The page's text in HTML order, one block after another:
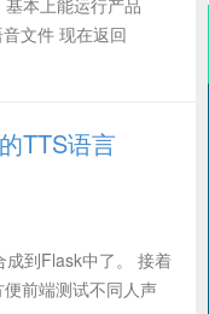
本上能运行产品
文件 现在返回
TTS语言
到Flask中了。 接着
前端测试不同人声